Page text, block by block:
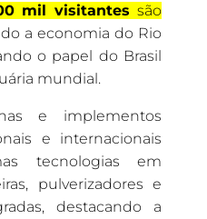
mil visitantes são
a economia do Rio
o papel do Brasil
mundial.
e implementos
e internacionais
tecnologias em
pulverizadores e
destacando a